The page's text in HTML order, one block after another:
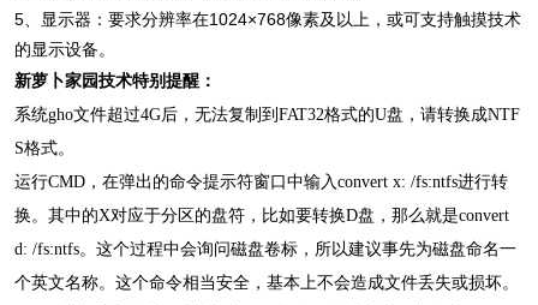
5、显示器：要求分辨率在1024×768像素及以上，或可支持触摸技术
的显示设备。
新萝卜家园技术特别提醒：
系统gho文件超过4G后，无法复制到FAT32格式的U盘，请转换成NTF
S格式。
运行CMD，在弹出的命令提示符窗口中输入convert x: /fs:ntfs进行转
换。其中的X对应于分区的盘符，比如要转换D盘，那么就是convert
d: /fs:ntfs。这个过程中会询问磁盘卷标，所以建议事先为磁盘命名一
个英文名称。这个命令相当安全，基本上不会造成文件丢失或损坏。